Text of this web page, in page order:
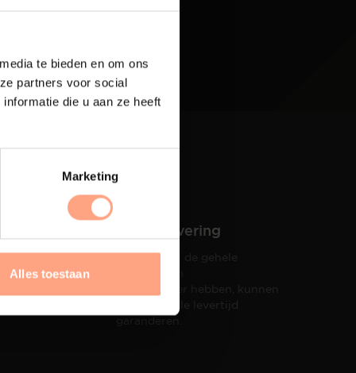
te bieden en om ons
partners voor social
die u aan ze heeft
Marketing
Alles toestaan
tot
Snelle levering
Doordat wij de gehele
eigen beheer hebben, kunnen
wij een snelle levertijd